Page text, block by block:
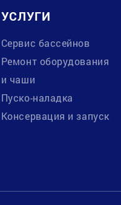
УСЛУГИ
Сервис бассейнов
Ремонт оборудования
и чаши
Пуско-наладка
Консервация и запуск